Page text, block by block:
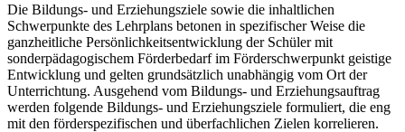
Die Bildungs- und Erziehungsziele sowie die inhaltlichen
Schwerpunkte des Lehrplans betonen in spezifischer Weise die
ganzheitliche Persönlichkeitsentwicklung der Schüler mit
sonderpädagogischem Förderbedarf im Förderschwerpunkt geistige
Entwicklung und gelten grundsätzlich unabhängig vom Ort der
Unterrichtung. Ausgehend vom Bildungs- und Erziehungsauftrag
werden folgende Bildungs- und Erziehungsziele formuliert, die eng
mit den förderspezifischen und überfachlichen Zielen korrelieren.